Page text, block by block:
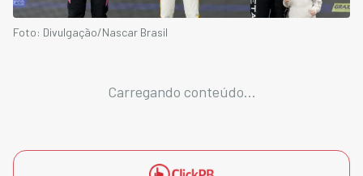
Foto: Divulgação/Nascar Brasil
Carregando conteúdo...